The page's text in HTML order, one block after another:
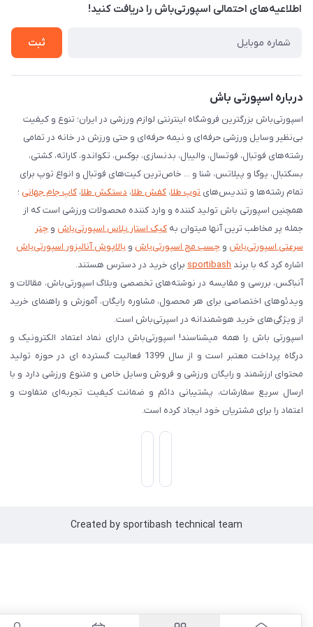
لیست کد رهگیری پستی
شرایط بازگردانی کالا
اطلاعیه‌های احتمالی اسپورتی‌باش را دریافت کنید!
ثبت
اسپورتی باش
بزرگترین فروشگاه اینترنتی لوازم ورزشی در ایران؛ تنوع و کیفیت
وسایل ورزشی حرفه‌ای و نیمه حرفه‌ای و حتی ورزش در خانه در تمامی
فوتبال، فوتسال، والیبال، بدنسازی، بوکس، تکواندو، کاراته، کشتی،
یوگا و پیلاتس، شنا و ... خاص‌ترین کیت‌های فوتبال و انواع توپ برای
رشته‌ها و تندیس‌هایتوپ طلا ،کفش طلا ،دستکش طلا ،کاپ جام جهانی؛
اسپورتی باش تولید کننده و وارد کننده محصولات ورزشی است که از
پر مخاطب ترین آنها میتوان به کیک استار پلاس اسپورتی‌باشو چتر
اسپورتی‌باشو چسب مچ اسپورتی‌باشو بالاپوش آنالیزور اسپورتی‌باش
کرد که با برندsportibashبرای خرید در دسترس هستند.
بررسی‌ و مقایسه در نوشته‌های تخصصی وبلاگ اسپورتی‌باش، مقالات و
اختصاصی برای هر محصول، مشاوره رایگان، آموزش و راهنمای خرید
ویژگی‌های خرید هوشمندانه در اسپرتی‌باش است.
باش را همه میشناسند! اسپورتی‌باش دارای نماد اعتماد الکترونیک و
درگاه پرداخت معتبر است و از سال 1399 فعالیت گسترده ای در حوزه تولید
ارزشمند و رایگان ورزشی و فروش وسایل خاص و متنوع ورزشی دارد و با
سریع سفارشات، پشتیبانی دائم و ضمانت کیفیت تجربه‌ای متفاوت و
را برای مشتریان خود ایجاد کرده است.
Created by sportibash technical team